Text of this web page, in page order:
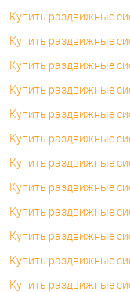
Купить раздвижные
Купить раздвижные
Купить раздвижные
Купить раздвижные
Купить раздвижные
Купить раздвижные
Купить раздвижные
Купить раздвижные
Купить раздвижные
Купить раздвижные
Купить раздвижные
Купить раздвижные